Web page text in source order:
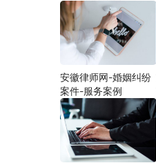
安徽律师网-婚姻纠纷
案件-服务案例